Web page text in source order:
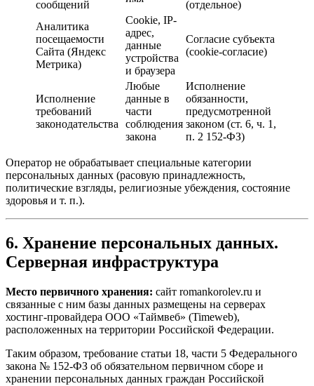
сообщений
(отдельное)
Аналитика
посещаемости
Сайта (Яндекс
Метрика)
Cookie, IP-
адрес,
данные
устройства
и браузера
Согласие субъекта
(cookie-согласие)
Исполнение
требований
законодательства
Любые
данные в
части
соблюдения
закона
Исполнение
обязанности,
предусмотренной
законом (ст. 6, ч. 1,
п. 2 152-ФЗ)
Оператор не обрабатывает специальные категории
персональных данных (расовую принадлежность,
политические взгляды, религиозные убеждения, состояние
здоровья и т. п.).
6. Хранение персональных данных.
Серверная инфраструктура
Место первичного хранения: сайт romankorolev.ru и
связанные с ним базы данных размещены на серверах
хостинг-провайдера ООО «Таймвеб» (Timeweb),
расположенных на территории Российской Федерации.
Таким образом, требование статьи 18, части 5 Федерального
закона № 152-ФЗ об обязательном первичном сборе и
хранении персональных данных граждан Российской